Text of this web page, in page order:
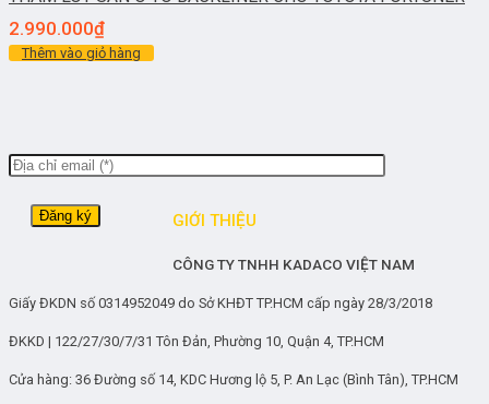
2.990.000₫
Thêm vào giỏ hàng
GIỚI THIỆU
CÔNG TY TNHH KADACO VIỆT NAM
Giấy ĐKDN số 0314952049 do Sở KHĐT TP.HCM cấp ngày 28/3/2018
ĐKKD | 122/27/30/7/31 Tôn Đản, Phường 10, Quận 4, TP.HCM
Cửa hàng: 36 Đường số 14, KDC Hương lộ 5, P. An Lạc (Bình Tân), TP.HCM